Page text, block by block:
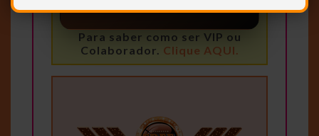
Para saber como ser VIP ou
Colaborador. Clique AQUI.